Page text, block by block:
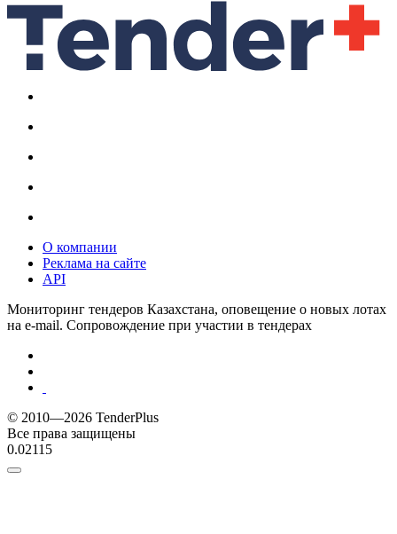
О компании
Реклама на сайте
API
Мониторинг тендеров Казахстана, оповещение о новых лотах
на e-mail. Сопровождение при участии в тендерах
© 2010—2026 TenderPlus
Все права защищены
0.02115